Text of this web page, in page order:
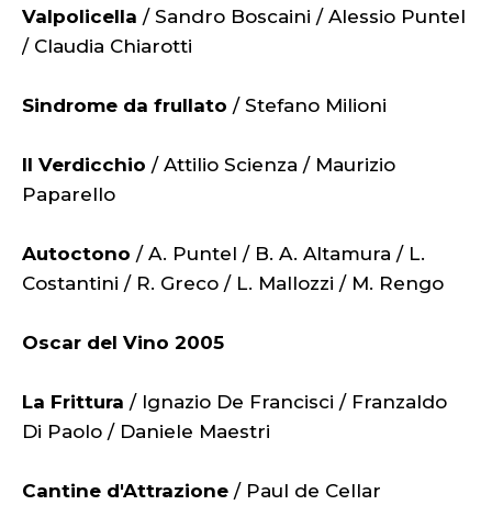
Valpolicella / Sandro Boscaini / Alessio Puntel
/ Claudia Chiarotti
Sindrome da frullato / Stefano Milioni
Il Verdicchio / Attilio Scienza / Maurizio
Paparello
Autoctono / A. Puntel / B. A. Altamura / L.
Costantini / R. Greco / L. Mallozzi / M. Rengo
Oscar del Vino 2005
La Frittura / Ignazio De Francisci / Franzaldo
Di Paolo / Daniele Maestri
Cantine d'Attrazione / Paul de Cellar